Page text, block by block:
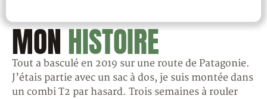
MONHISTOIRE
Tout a basculé en 2019 sur une route de Patagonie.
J’étais partie avec un sac à dos, je suis montée dans
un combi T2 par hasard. Trois semaines à rouler